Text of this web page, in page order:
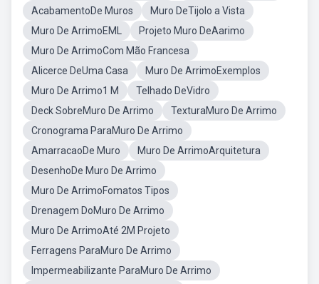
AcabamentoDe Muros
Muro DeTijolo a Vista
Muro De ArrimoEML
Projeto Muro DeAarimo
Muro De ArrimoCom Mão Francesa
Alicerce DeUma Casa
Muro De ArrimoExemplos
Muro De Arrimo1 M
Telhado DeVidro
Deck SobreMuro De Arrimo
TexturaMuro De Arrimo
Cronograma ParaMuro De Arrimo
AmarracaoDe Muro
Muro De ArrimoArquitetura
DesenhoDe Muro De Arrimo
Muro De ArrimoFomatos Tipos
Drenagem DoMuro De Arrimo
Muro De ArrimoAté 2M Projeto
Ferragens ParaMuro De Arrimo
Impermeabilizante ParaMuro De Arrimo